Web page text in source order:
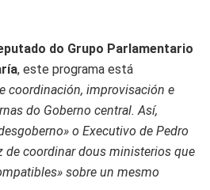
do Grupo Parlamentario
, este programa está
coordinación, improvisación e
do Goberno central. Así,
o Executivo de Pedro
de coordinar dous ministerios que
sobre un mesmo